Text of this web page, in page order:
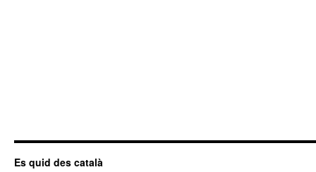
Es quid des català